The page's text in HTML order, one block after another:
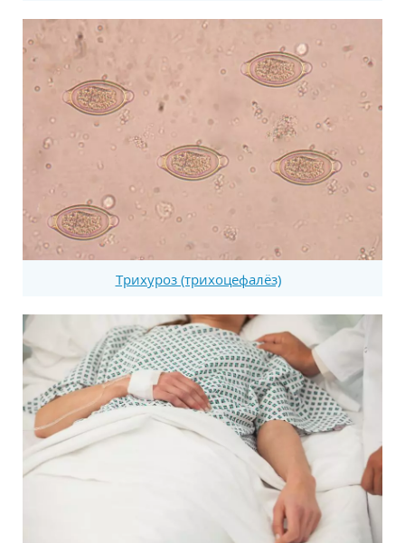
Трихуроз (трихоцефалёз)